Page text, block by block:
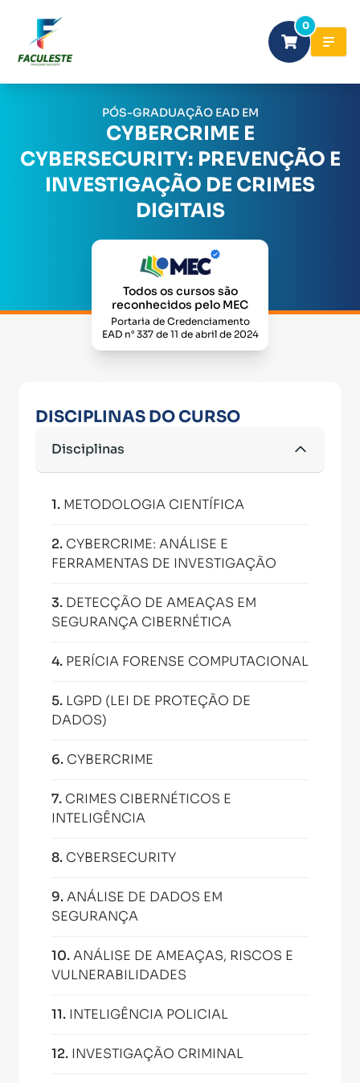
0
PÓS-GRADUAÇÃO EAD EM
CYBERCRIME E
CYBERSECURITY: PREVENÇÃO E
INVESTIGAÇÃO DE CRIMES
DIGITAIS
Todos os cursos são
reconhecidos pelo MEC
Portaria de Credenciamento
EAD n° 337 de 11 de abril de 2024
DISCIPLINAS DO CURSO
Disciplinas
1. METODOLOGIA CIENTÍFICA
2. CYBERCRIME: ANÁLISE E
FERRAMENTAS DE INVESTIGAÇÃO
3. DETECÇÃO DE AMEAÇAS EM
SEGURANÇA CIBERNÉTICA
4. PERÍCIA FORENSE COMPUTACIONAL
5. LGPD (LEI DE PROTEÇÃO DE
DADOS)
6. CYBERCRIME
7. CRIMES CIBERNÉTICOS E
INTELIGÊNCIA
8. CYBERSECURITY
9.ANÁLISE DE DADOS EM
SEGURANÇA
10.ANÁLISE DE AMEAÇAS, RISCOS E
VULNERABILIDADES
11. INTELIGÊNCIA POLICIAL
12. INVESTIGAÇÃO CRIMINAL